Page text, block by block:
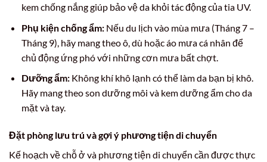
kem chống nắng giúp bảo vệ da khỏi tác động của tia UV.
Phụ kiện chống ẩm:Nếu du lịch vào mùa mưa (Tháng 7 –
Tháng 9), hãy mang theo ô, dù hoặc áo mưa cá nhân để
chủ động ứng phó với những cơn mưa bất chợt.
Dưỡng ẩm:Không khí khô lạnh có thể làm da bạn bị khô.
Hãy mang theo son dưỡng môi và kem dưỡng ẩm cho da
mặt và tay.
Đặt phòng lưu trú và gợi ý phương tiện di chuyển
Kế hoạch về chỗ ở và phương tiện di chuyển cần được thực